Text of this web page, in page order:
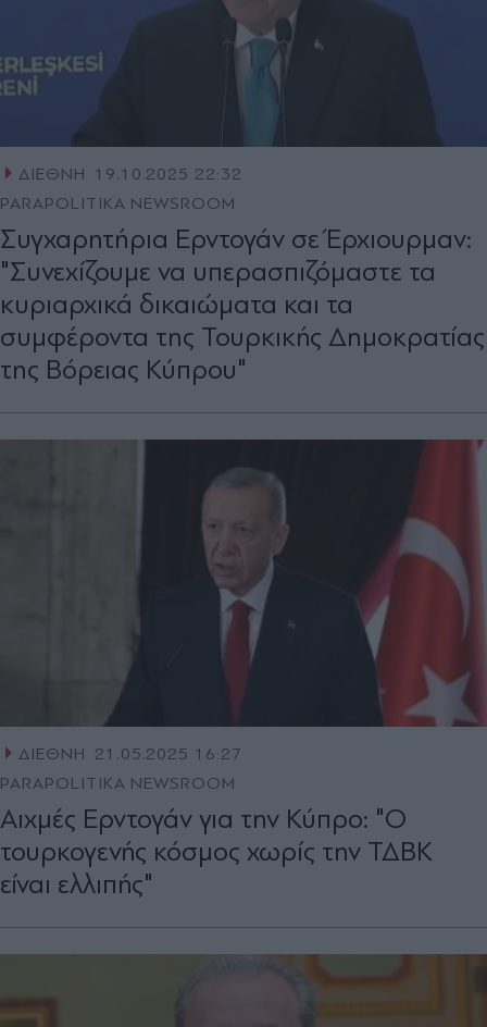
ΔΙΕΘΝΗ
19.10.2025 22:32
PARAPOLITIKA NEWSROOM
Συγχαρητήρια Ερντογάν σε Έρχιουρμαν:
"Συνεχίζουμε να υπερασπιζόμαστε τα
κυριαρχικά δικαιώματα και τα
συμφέροντα της Τουρκικής Δημοκρατίας
της Βόρειας Κύπρου"
ΔΙΕΘΝΗ
21.05.2025 16:27
PARAPOLITIKA NEWSROOM
Αιχμές Ερντογάν για την Κύπρο: "Ο
τουρκογενής κόσμος χωρίς την ΤΔΒΚ
είναι ελλιπής"